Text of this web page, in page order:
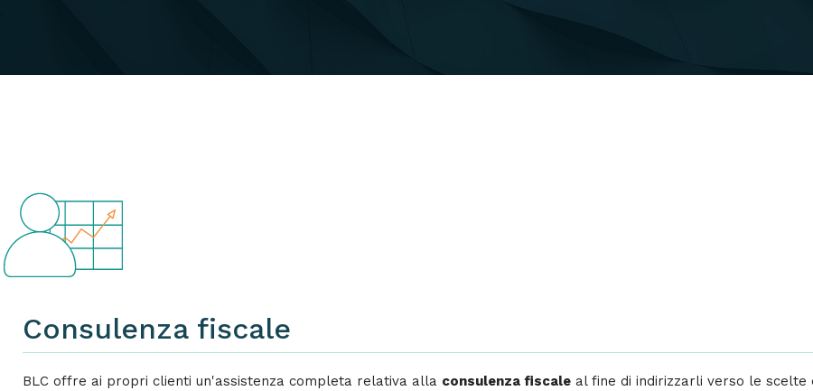
Consulenza fiscale
BLC offre ai propri clienti un'assistenza completa relativa alla consulenza fiscale al fine di indirizzarli verso le